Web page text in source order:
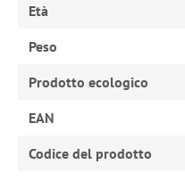
Età
Peso
Prodotto ecologico
EAN
Codice del prodotto